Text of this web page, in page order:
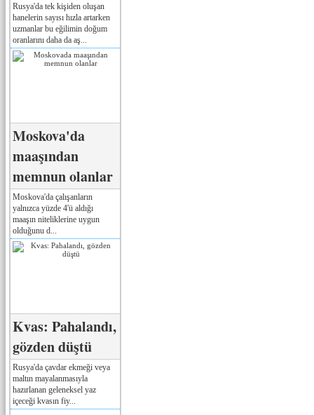
Rusya'da tek kişiden oluşan
hanelerin sayısı hızla artarken
uzmanlar bu eğilimin doğum
oranlarını daha da aş...
Moskova'da
maaşından
memnun olanlar
Moskova'da çalışanların
yalnızca yüzde 4'ü aldığı
maaşın niteliklerine uygun
olduğunu d...
Kvas: Pahalandı,
gözden düştü
Rusya'da çavdar ekmeği veya
maltın mayalanmasıyla
hazırlanan geleneksel yaz
içeceği kvasın fiy...